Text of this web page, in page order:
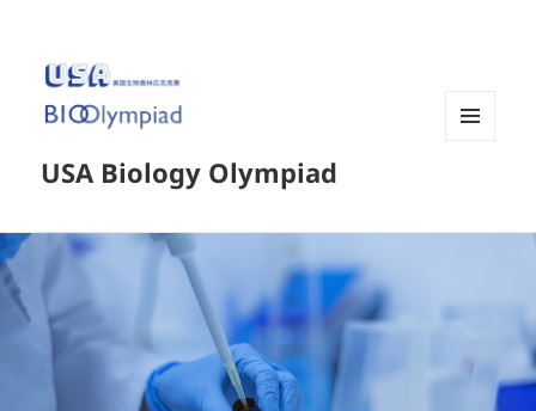
USA Biology Olympiad